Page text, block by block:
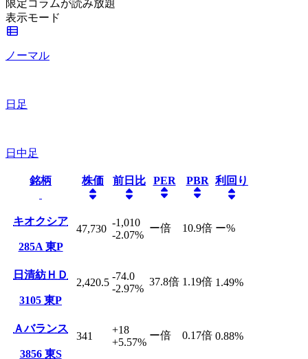
限定コラムが読み放題
表示モード
ノーマル
日足
日中足
銘柄 株価 前日比 PER PBR 利回り
キオクシア
285A 東P
47,730
-1,010
-2.07%
ー倍 10.9倍 ー%
日清紡ＨＤ
3105 東P
2,420.5
-74.0
-2.97%
37.8倍 1.19倍 1.49%
Ａバランス
3856 東S
341
+18
+5.57%
ー倍 0.17倍 0.88%